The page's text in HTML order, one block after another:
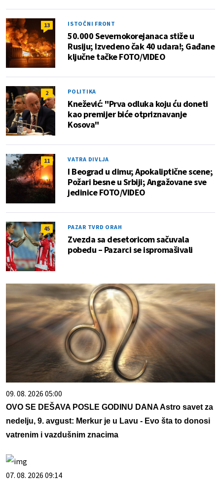
13 ISTOČNI FRONT
50.000 Severnokorejanaca stiže u
Rusiju; Izvedeno čak 40 udara!; Gađane
ključne tačke FOTO/VIDEO
2 POLITIKA
Knežević: "Prva odluka koju ću doneti
kao premijer biće otpriznavanje
Kosova"
11 VATRA DIVLJA
I Beograd u dimu; Apokaliptične scene;
Požari besne u Srbiji; Angažovane sve
jedinice FOTO/VIDEO
45 PAZAR TVRD ORAH
Zvezda sa desetoricom sačuvala
pobedu – Pazarci se ispromašivali
09. 08. 2026 05:00
OVO SE DEŠAVA POSLE GODINU DANA Astro savet za
nedelju, 9. avgust: Merkur je u Lavu - Evo šta to donosi
vatrenim i vazdušnim znacima
07. 08. 2026 09:14